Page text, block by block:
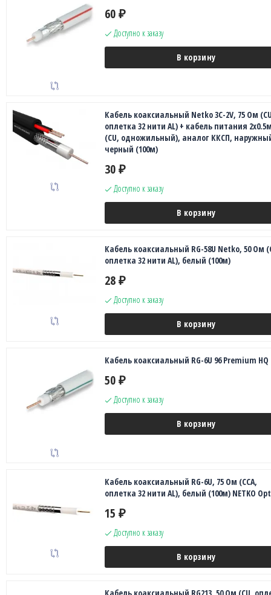
60 ₽
Доступно к заказу
В корзину
Кабель коаксиальный Netko 3C-2V, 75 Ом
оплетка 32 нити AL) + кабель питания
(CU, одножильный), аналог ККСП,
черный (100м)
30 ₽
Доступно к заказу
В корзину
Кабель коаксиальный RG-58U Netko, 50 Ом
оплетка 32 нити AL), белый (100м)
28 ₽
Доступно к заказу
В корзину
Кабель коаксиальный RG-6U 96 Premium HQ
50 ₽
Доступно к заказу
В корзину
Кабель коаксиальный RG-6U, 75 Ом (CCA,
оплетка 32 нити AL), белый (100м) NETKO
15 ₽
Доступно к заказу
В корзину